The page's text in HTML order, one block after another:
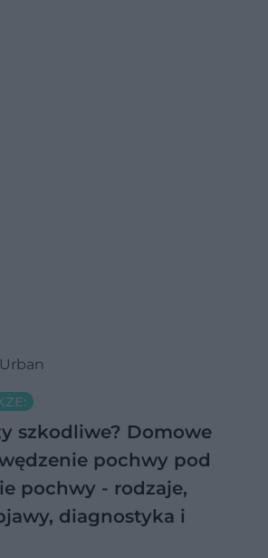
szkodliwe? Domowe
pochwy pod
pochwy - rodzaje,
diagnostyka i